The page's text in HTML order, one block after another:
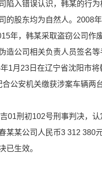
入错误认识，韩某的行为
股东均为自然人。2008
年，韩某采取盗窃公司作
造公司相关负责人员签名
1月23日在辽宁省沈阳市
公安机关缴获涉案车辆
刑初102号刑事判决，认
某公司人民币3 312 380元
生效。